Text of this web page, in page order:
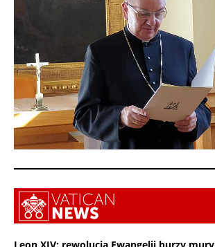
Leon XIV: rewolucja Ewangelii burzy